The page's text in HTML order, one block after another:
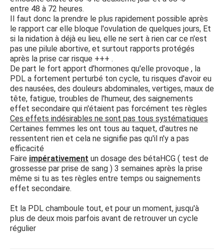
entre 48 à 72 heures.
Il faut donc la prendre le plus rapidement possible après
le rapport car elle bloque l'ovulation de quelques jours, Et
si la nidation à déjà eu lieu, elle ne sert à rien car ce n'est
pas une pilule abortive, et surtout rapports protégés
après la prise car risque +++ .
De part le fort apport d’hormones qu'elle provoque , la
PDL a fortement perturbé ton cycle, tu risques d'avoir eu
des nausées, des douleurs abdominales, vertiges, maux de
tête, fatigue, troubles de l'humeur, des saignements
effet secondaire qui n'étaient pas forcément tes règles
Ces effets indésirables ne sont pas tous systématiques
Certaines femmes les ont tous au taquet, d'autres ne
ressentent rien et cela ne signifie pas qu'il n'y a pas
efficacité
Faire impérativement un dosage des bétaHCG ( test de
grossesse par prise de sang ) 3 semaines après la prise
même si tu as tes règles entre temps ou saignements
effet secondaire.
Et la PDL chamboule tout, et pour un moment, jusqu'à
plus de deux mois parfois avant de retrouver un cycle
régulier